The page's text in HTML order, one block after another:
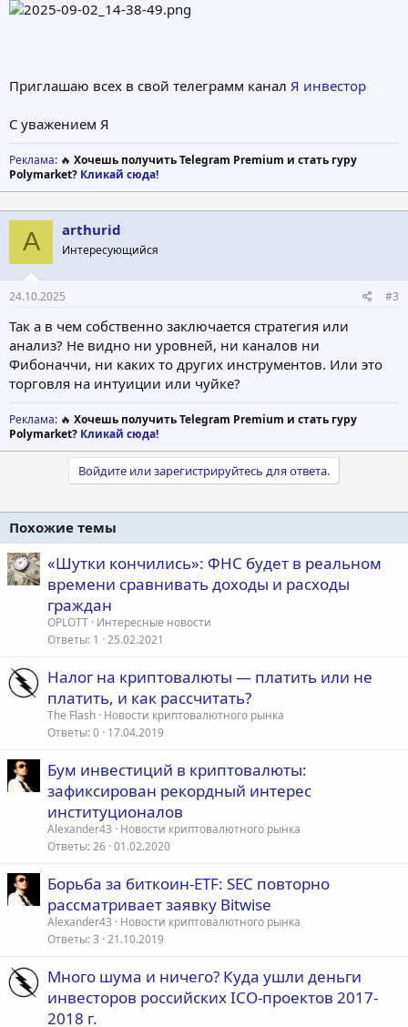
Приглашаю всех в свой телеграмм канал Я инвестор
С уважением Я
Реклама: 🔥 Хочешь получить Telegram Premium и стать гуру
Polymarket? Кликай сюда!
A arthurid
Интересующийся
24.10.2025 #3
Так а в чем собственно заключается стратегия или
анализ? Не видно ни уровней, ни каналов ни
Фибоначчи, ни каких то других инструментов. Или это
торговля на интуиции или чуйке?
Реклама: 🔥 Хочешь получить Telegram Premium и стать гуру
Polymarket? Кликай сюда!
Войдите или зарегистрируйтесь для ответа.
Похожие темы
«Шутки кончились»: ФНС будет в реальном
времени сравнивать доходы и расходы
граждан
OPLOTT Интересные новости
Ответы 1 25.02.2021
Налог на криптовалюты — платить или не
платить, и как рассчитать?
The Flash Новости криптовалютного рынка
Ответы 0 17.04.2019
Бум инвестиций в криптовалюты:
зафиксирован рекордный интерес
институционалов
Alexander43
Новости криптовалютного рынка
Ответы 26 01.02.2020
Борьба за биткоин-ETF: SEC повторно
рассматривает заявку Bitwise
Alexander43
Новости криптовалютного рынка
Ответы 3 21.10.2019
Много шума и ничего? Куда ушли деньги
инвесторов российских ICO-проектов 2017-
2018 г.